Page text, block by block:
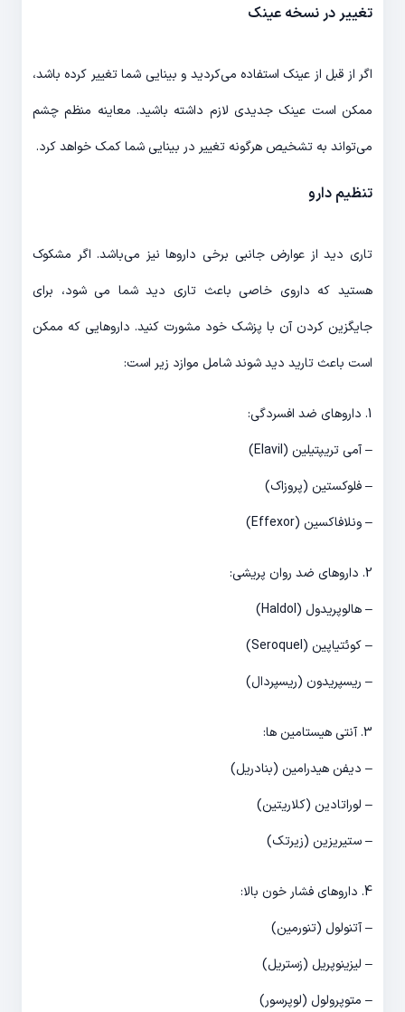
تغییر در نسخه عینک
اگر از قبل از عینک استفاده می‌کردید و بینایی شما تغییر کرده باشد،
ممکن است عینک جدیدی لازم داشته باشید. معاینه منظم چشم
می‌تواند به تشخیص هرگونه تغییر در بینایی شما کمک خواهد کرد.
تنظیم دارو
تاری دید از عوارض جانبی برخی داروها نیز می‌باشد. اگر مشکوک
هستید که داروی خاصی باعث تاری دید شما می شود، برای
جایگزین کردن آن با پزشک خود مشورت کنید. داروهایی که ممکن
است باعث تارید دید شوند شامل موازد زیر است:
1. داروهای ضد افسردگی:
– آمی تریپتیلین (Elavil)
– فلوکستین (پروزاک)
– ونلافاکسین (Effexor)
2. داروهای ضد روان پریشی:
– هالوپریدول (Haldol)
– کوئتیاپین (Seroquel)
– ریسپریدون (ریسپردال)
3. آنتی هیستامین ها:
– دیفن هیدرامین (بنادریل)
– لوراتادین (کلاریتین)
– ستیریزین (زیرتک)
4. داروهای فشار خون بالا:
– آتنولول (تنورمین)
– لیزینوپریل (زستریل)
– متوپرولول (لوپرسور)